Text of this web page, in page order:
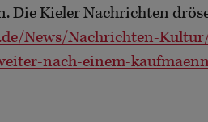
Die Kieler Nachrichten
News/Nachrichten-
nach-einem-